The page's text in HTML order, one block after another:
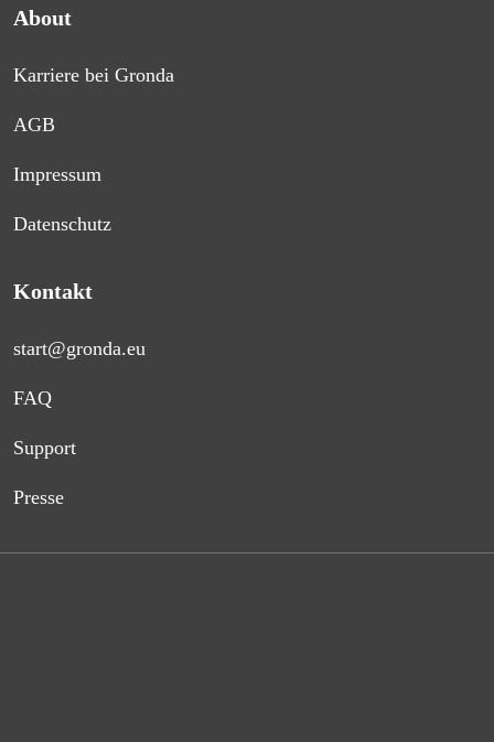
About
Karriere bei Gronda
AGB
Impressum
Datenschutz
Kontakt
start@gronda.eu
FAQ
Support
Presse